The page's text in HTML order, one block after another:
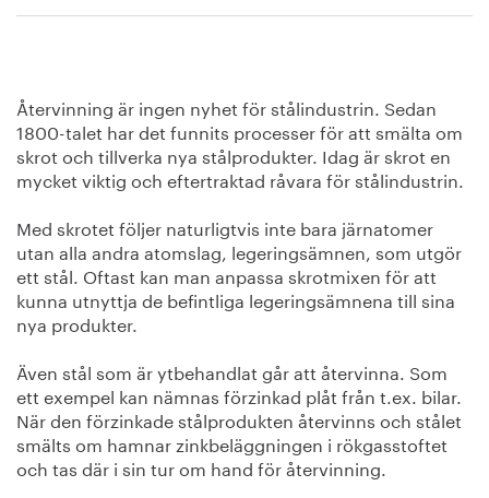
Bildbank
Återvinning är ingen nyhet för stålindustrin. Sedan
1800-talet har det funnits processer för att smälta om
skrot och tillverka nya stålprodukter. Idag är skrot en
mycket viktig och eftertraktad råvara för stålindustrin.
Med skrotet följer naturligtvis inte bara järnatomer
utan alla andra atomslag, legeringsämnen, som utgör
ett stål. Oftast kan man anpassa skrotmixen för att
kunna utnyttja de befintliga legeringsämnena till sina
nya produkter.
Även stål som är ytbehandlat går att återvinna. Som
ett exempel kan nämnas förzinkad plåt från t.ex. bilar.
När den förzinkade stålprodukten återvinns och stålet
smälts om hamnar zinkbeläggningen i rökgasstoftet
och tas där i sin tur om hand för återvinning.